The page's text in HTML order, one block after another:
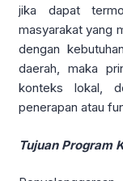
jika dapat
masyarakat yang
dengan
daerah, maka
konteks lokal,
penerapan atau
Tujuan Program